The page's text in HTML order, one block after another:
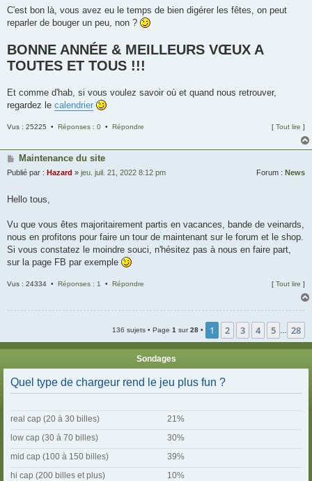
C'est bon là, vous avez eu le temps de bien digérer les fêtes, on peut
reparler de bouger un peu, non ?
BONNE ANNÉE & MEILLEURS VŒUX A
TOUTES ET TOUS !!!
Et comme d'hab, si vous voulez savoir où et quand nous retrouver,
regardez le calendrier
Vus : 25225 • Réponses : 0 • Répondre [ Tout lire ]
Maintenance du site
Publié par : Hazard » jeu. juil. 21, 2022 8:12 pm Forum : News
Hello tous,
Vu que vous êtes majoritairement partis en vacances, bande de veinards,
nous en profitons pour faire un tour de maintenant sur le forum et le shop.
Si vous constatez le moindre souci, n'hésitez pas à nous en faire part,
sur la page FB par exemple
Vus : 24334 • Réponses : 1 • Répondre [ Tout lire ]
136 sujets • Page 1 sur28 • 1 2 3 4 5 28
Sondages
Quel type de chargeur rend le jeu plus fun ?
real cap (20 à 30 billes)
21%
low cap (30 à 70 billes)
30%
mid cap (100 à 150 billes)
39%
hi cap (200 billes et plus)
10%